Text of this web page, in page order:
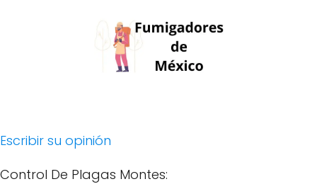
Escribir su opinión
Control De Plagas Montes: